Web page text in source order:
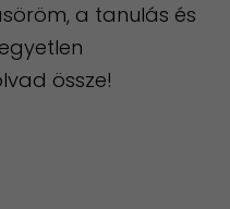
a tanulás és
össze!